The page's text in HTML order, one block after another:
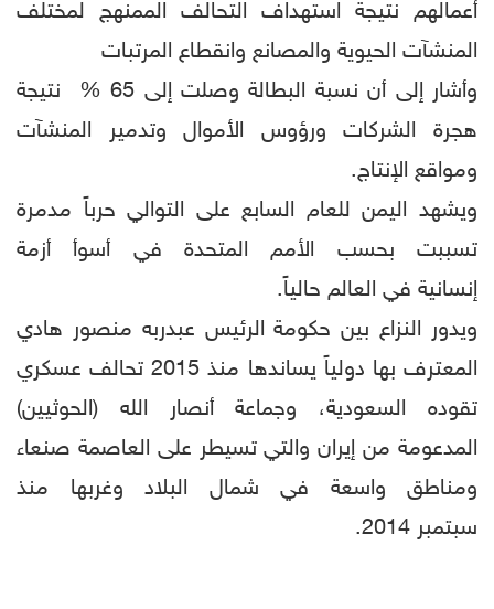
أعمالهم نتيجة استهداف التحالف الممنهج لمختلف
المنشآت الحيوية والمصانع وانقطاع المرتبات
وأشار إلى أن نسبة البطالة وصلت إلى 65 % نتيجة
هجرة الشركات ورؤوس الأموال وتدمير المنشآت
ومواقع الإنتاج.
ويشهد اليمن للعام السابع على التوالي حرباً مدمرة
تسببت بحسب الأمم المتحدة في أسوأ أزمة
إنسانية في العالم حالياً.
ويدور النزاع بين حكومة الرئيس عبدربه منصور هادي
المعترف بها دولياً يساندها منذ 2015 تحالف عسكري
تقوده السعودية، وجماعة أنصار الله (الحوثيين)
المدعومة من إيران والتي تسيطر على العاصمة صنعاء
ومناطق واسعة في شمال البلاد وغربها منذ
سبتمبر 2014.